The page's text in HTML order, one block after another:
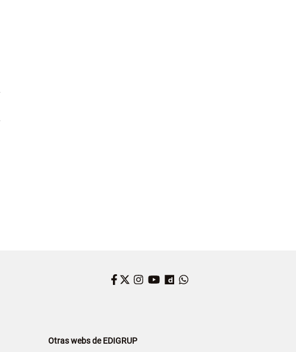
Facebook
Twitter
Instagram
YouTube
Dailymotion
Otras webs de EDIGRUP